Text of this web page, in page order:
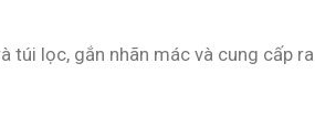
túi lọc, gắn nhãn mác và cung cấp ra